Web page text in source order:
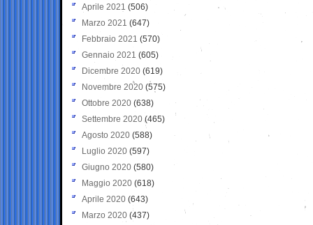
Aprile 2021 (506)
Marzo 2021 (647)
Febbraio 2021 (570)
Gennaio 2021 (605)
Dicembre 2020 (619)
Novembre 2020 (575)
Ottobre 2020 (638)
Settembre 2020(465)
Agosto 2020 (588)
Luglio 2020 (597)
Giugno 2020 (580)
Maggio 2020 (618)
Aprile 2020 (643)
Marzo 2020 (437)